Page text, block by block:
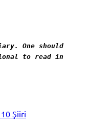
One should
to read in
Şiiri